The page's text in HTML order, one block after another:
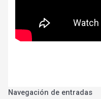
Navegación de entradas